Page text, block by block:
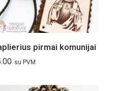
pirmai komunijai
su PVM